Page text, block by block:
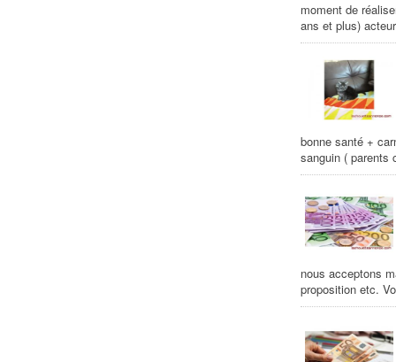
moment de
ans et plus)
bonne santé +
sanguin ( parents
nous acceptons
proposition etc.